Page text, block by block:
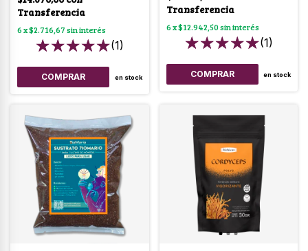
Transferencia
6x$2.716,67sin interés
(1)
en stock
Transferencia
6x$12.942,50sin interés
(1)
en stock